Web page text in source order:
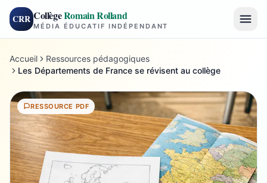
CRR CollègeRomain Rolland
MÉDIA ÉDUCATIF INDÉPENDANT
Accueil
Ressources pédagogiques
Les Départements de France se révisent au collège
RESSOURCE PDF